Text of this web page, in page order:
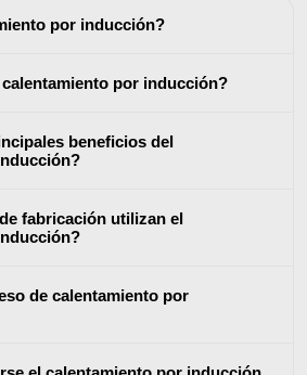
Sellado
por inducción?
por inducción?
beneficios del
fabricación utilizan el
de calentamiento por